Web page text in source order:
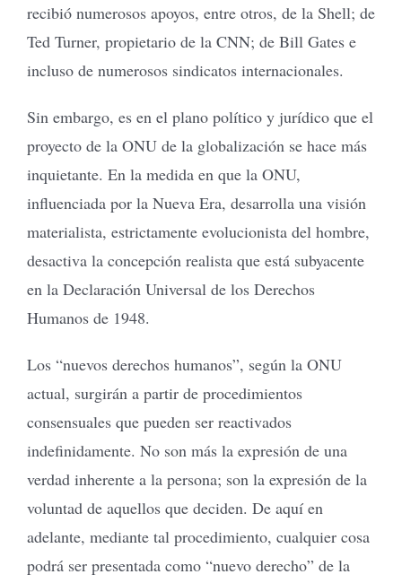
recibió numerosos apoyos, entre otros, de la Shell; de
Ted Turner, propietario de la CNN; de Bill Gates e
incluso de numerosos sindicatos internacionales.
Sin embargo, es en el plano político y jurídico que el
proyecto de la ONU de la globalización se hace más
inquietante. En la medida en que la ONU,
influenciada por la Nueva Era, desarrolla una visión
materialista, estrictamente evolucionista del hombre,
desactiva la concepción realista que está subyacente
en la Declaración Universal de los Derechos
Humanos de 1948.
Los “nuevos derechos humanos”, según la ONU
actual, surgirán a partir de procedimientos
consensuales que pueden ser reactivados
indefinidamente. No son más la expresión de una
verdad inherente a la persona; son la expresión de la
voluntad de aquellos que deciden. De aquí en
adelante, mediante tal procedimiento, cualquier cosa
podrá ser presentada como “nuevo derecho” de la